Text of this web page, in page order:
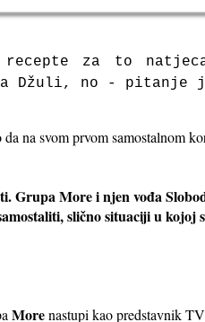
recepte za to
sa Džuli, no -
na svom prvom samostalnom
Grupa More i njen vođa
slično situaciji u
Morenastupi kao predstavnik